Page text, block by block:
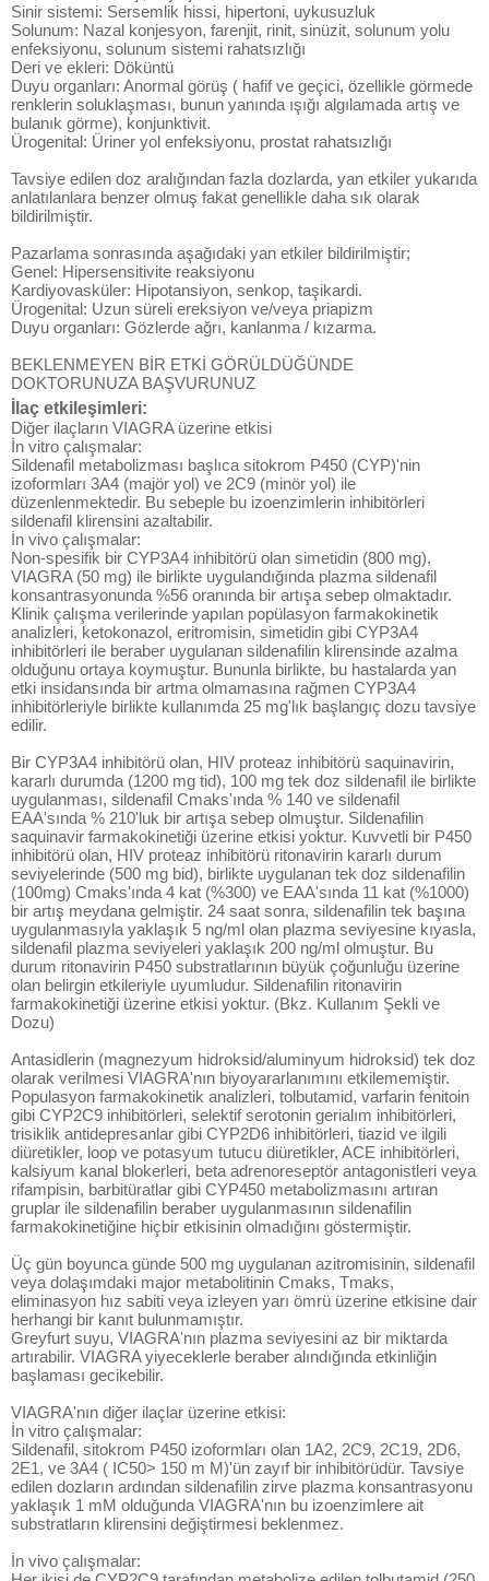
Sinir sistemi: Sersemlik hissi, hipertoni, uykusuzluk
Solunum: Nazal konjesyon, farenjit, rinit, sinüzit, solunum yolu
enfeksiyonu, solunum sistemi rahatsızlığı
Deri ve ekleri: Döküntü
Duyu organları: Anormal görüş ( hafif ve geçici, özellikle görmede
renklerin soluklaşması, bunun yanında ışığı algılamada artış ve
bulanık görme), konjunktivit.
Ürogenital: Üriner yol enfeksiyonu, prostat rahatsızlığı
Tavsiye edilen doz aralığından fazla dozlarda, yan etkiler yukarıda
anlatılanlara benzer olmuş fakat genellikle daha sık olarak
bildirilmiştir.
Pazarlama sonrasında aşağıdaki yan etkiler bildirilmiştir;
Genel: Hipersensitivite reaksiyonu
Kardiyovasküler: Hipotansiyon, senkop, taşikardi.
Ürogenital: Uzun süreli ereksiyon ve/veya priapizm
Duyu organları: Gözlerde ağrı, kanlanma / kızarma.
BEKLENMEYEN BİR ETKİ GÖRÜLDÜĞÜNDE
DOKTORUNUZA BAŞVURUNUZ
İlaç etkileşimleri:
Diğer ilaçların VIAGRA üzerine etkisi
İn vitro çalışmalar:
Sildenafil metabolizması başlıca sitokrom P450 (CYP)'nin
izoformları 3A4 (majör yol) ve 2C9 (minör yol) ile
düzenlenmektedir. Bu sebeple bu izoenzimlerin inhibitörleri
sildenafil klirensini azaltabilir.
İn vivo çalışmalar:
Non-spesifik bir CYP3A4 inhibitörü olan simetidin (800 mg),
VIAGRA (50 mg) ile birlikte uygulandığında plazma sildenafil
konsantrasyonunda %56 oranında bir artışa sebep olmaktadır.
Klinik çalışma verilerinde yapılan popülasyon farmakokinetik
analizleri, ketokonazol, eritromisin, simetidin gibi CYP3A4
inhibitörleri ile beraber uygulanan sildenafilin klirensinde azalma
olduğunu ortaya koymuştur. Bununla birlikte, bu hastalarda yan
etki insidansında bir artma olmamasına rağmen CYP3A4
inhibitörleriyle birlikte kullanımda 25 mg'lık başlangıç dozu tavsiye
edilir.
Bir CYP3A4 inhibitörü olan, HIV proteaz inhibitörü saquinavirin,
kararlı durumda (1200 mg tid), 100 mg tek doz sildenafil ile birlikte
uygulanması, sildenafil Cmaks'ında % 140 ve sildenafil
EAA'sında % 210'luk bir artışa sebep olmuştur. Sildenafilin
saquinavir farmakokinetiği üzerine etkisi yoktur. Kuvvetli bir P450
inhibitörü olan, HIV proteaz inhibitörü ritonavirin kararlı durum
seviyelerinde (500 mg bid), birlikte uygulanan tek doz sildenafilin
(100mg) Cmaks'ında 4 kat (%300) ve EAA'sında 11 kat (%1000)
bir artış meydana gelmiştir. 24 saat sonra, sildenafilin tek başına
uygulanmasıyla yaklaşık 5 ng/ml olan plazma seviyesine kıyasla,
sildenafil plazma seviyeleri yaklaşık 200 ng/ml olmuştur. Bu
durum ritonavirin P450 substratlarının büyük çoğunluğu üzerine
olan belirgin etkileriyle uyumludur. Sildenafilin ritonavirin
farmakokinetiği üzerine etkisi yoktur. (Bkz. Kullanım Şekli ve
Dozu)
Antasidlerin (magnezyum hidroksid/aluminyum hidroksid) tek doz
olarak verilmesi VIAGRA'nın biyoyararlanımını etkilememiştir.
Populasyon farmakokinetik analizleri, tolbutamid, varfarin fenitoin
gibi CYP2C9 inhibitörleri, selektif serotonin gerialım inhibitörleri,
trisiklik antidepresanlar gibi CYP2D6 inhibitörleri, tiazid ve ilgili
diüretikler, loop ve potasyum tutucu diüretikler, ACE inhibitörleri,
kalsiyum kanal blokerleri, beta adrenoreseptör antagonistleri veya
rifampisin, barbitüratlar gibi CYP450 metabolizmasını artıran
gruplar ile sildenafilin beraber uygulanmasının sildenafilin
farmakokinetiğine hiçbir etkisinin olmadığını göstermiştir.
Üç gün boyunca günde 500 mg uygulanan azitromisinin, sildenafil
veya dolaşımdaki major metabolitinin Cmaks, Tmaks,
eliminasyon hız sabiti veya izleyen yarı ömrü üzerine etkisine dair
herhangi bir kanıt bulunmamıştır.
Greyfurt suyu, VIAGRA'nın plazma seviyesini az bir miktarda
artırabilir. VIAGRA yiyeceklerle beraber alındığında etkinliğin
başlaması gecikebilir.
VIAGRA'nın diğer ilaçlar üzerine etkisi:
İn vitro çalışmalar:
Sildenafil, sitokrom P450 izoformları olan 1A2, 2C9, 2C19, 2D6,
2E1, ve 3A4 ( IC50> 150 m M)'ün zayıf bir inhibitörüdür. Tavsiye
edilen dozların ardından sildenafilin zirve plazma konsantrasyonu
yaklaşık 1 mM olduğunda VIAGRA'nın bu izoenzimlere ait
substratların klirensini değiştirmesi beklenmez.
İn vivo çalışmalar: